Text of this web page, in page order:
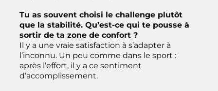
Tu as souvent choisi le challenge plutôt
que la stabilité. Qu’est-ce qui te pousse à
sortir de ta zone de confort ?
Il y a une vraie satisfaction à s’adapter à
l’inconnu. Un peu comme dans le sport :
après l’effort, il y a ce sentiment
d’accomplissement.